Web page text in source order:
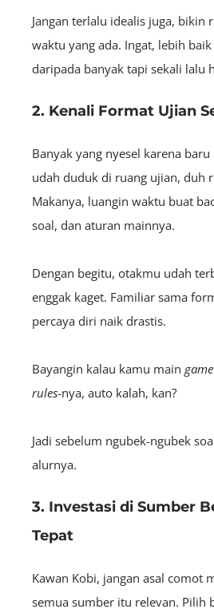
Jangan terlalu idealis juga, bikin
waktu yang ada. Ingat, lebih
daripada banyak tapi sekali lalu
2. Kenali Format Ujian
Banyak yang nyesel karena
udah duduk di ruang ujian, duh
Makanya, luangin waktu buat
soal, dan aturan mainnya.
Dengan begitu, otakmu udah
enggak kaget. Familiar sama
percaya diri naik drastis.
Bayangin kalau kamu main game
rules-nya, auto kalah, kan?
Jadi sebelum ngubek-ngubek
alurnya.
3. Investasi di Sumber
Tepat
Kawan Kobi, jangan asal comot
semua sumber itu relevan. Pilih